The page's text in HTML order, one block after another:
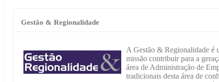
Gestão & Regionalidade
A Gestão & Regionalidade é
missão contribuir para a
área de Administração de
tradicionais desta área de